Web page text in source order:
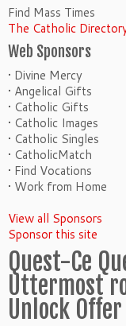
Find Mass Times
The Catholic
Web Sponsors
• Divine Mercy
• Angelical Gifts
• Catholic Gifts
• Catholic Images
• Catholic Singles
• CatholicMatch
• Find Vocations
• Work from Home
View all Sponsors
Sponsor this site
Quest-Ce
Uttermost
Unlock Offer